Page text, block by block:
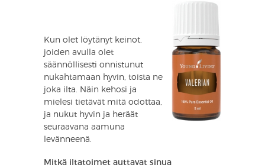
Kun olet löytänyt keinot,
joiden avulla olet
säännöllisesti onnistunut
nukahtamaan hyvin, toista ne
joka ilta. Näin kehosi ja
mielesi tietävät mitä odottaa,
ja nukut hyvin ja heräät
seuraavana aamuna
levänneenä.
Mitkä iltatoimet auttavat sinua